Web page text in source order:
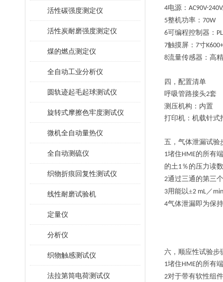
活性碳强度测定仪
活性炭耐磨强度测定仪
煤的燃点测定仪
全自动工业分析仪
圆轨迹起毛起球测试仪
旋转式摩擦色牢度测试仪
微机全自动量热仪
全自动测硫仪
织物折痕回复性测试仪
线性耐磨试验机
定量仪
分析仪
织物触感测试仪
法拉第筒电荷测试仪
4电源： AC90V-
5整机功率： 70W
6可编程控制器：
7触摸屏： 7寸K600+
8流量传感器：高
四，配置清单
呼吸管路接头2套
测压机构：内置
打印机：机载针式
五，气体泄漏试验
1堵住HME的所有
的土1％的压力读
2通过三通的第三
3用能以±2 mL／ min
4气体泄漏即为保
六，顺应性试验步
1堵住HME的所有
2对于带有软性组